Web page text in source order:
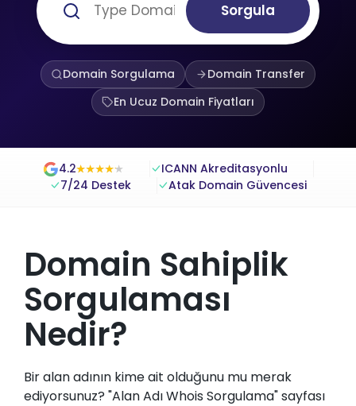
Sorgula
Domain Sorgulama
Domain Transfer
En Ucuz Domain Fiyatları
4.2★
★★
★★
★★
★★
★
ICANN Akreditasyonlu
7/24 Destek
Atak Domain Güvencesi
Domain Sahiplik
Sorgulaması
Nedir?
Bir alan adının kime ait olduğunu mu merak
ediyorsunuz? "Alan Adı Whois Sorgulama" sayfası